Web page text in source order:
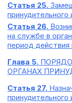
Статья 25.
принудительного
Статья 26.
на службе в
период действия
Глава 5.
ОРГАНАХ
Статья 27.
принудительного